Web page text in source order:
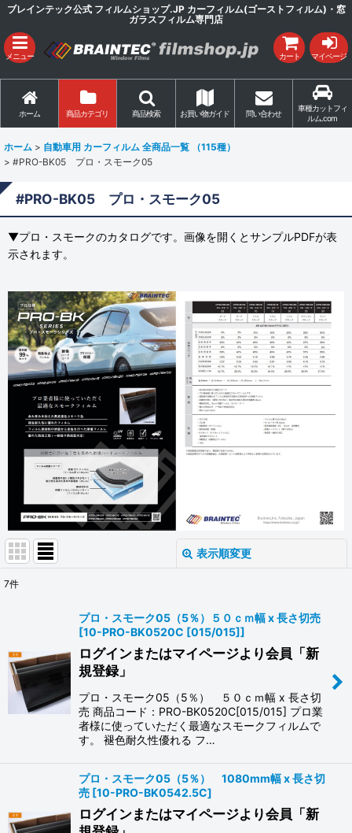
ブレインテック公式 フィルムショップ.JP カーフィルム(ゴーストフィルム)・窓
ガラスフィルム専門店
メニュー カート マイページ
ホーム 商品カテゴリ 商品検索 お買い物ガイド 問い合わせ
車種カットフィ
ルム.com
ホーム > 自動車用 カーフィルム 全商品一覧 （115種）
> #PRO-BK05 プロ・スモーク05
#PRO-BK05 プロ・スモーク05
▼プロ・スモークのカタログです。画像を開くとサンプルPDFが表
示されます。
表示順変更
7件
プロ・スモーク05（5％）５０ｃｍ幅 x 長さ切売
[10-PRO-BK0520C [015/015]]
ログインまたはマイページより会員「新
規登録」
プロ・スモーク05（5％） ５０ｃｍ幅 x 長さ切
売 商品コード：PRO-BK0520C[015/015] プロ業
者様に使っていただく最適なスモークフィルムで
す。 褪色耐久性優れる フ…
プロ・スモーク05（5％） 1080mm幅 x 長さ切
売 [10-PRO-BK0542.5C]
ログインまたはマイページより会員「新